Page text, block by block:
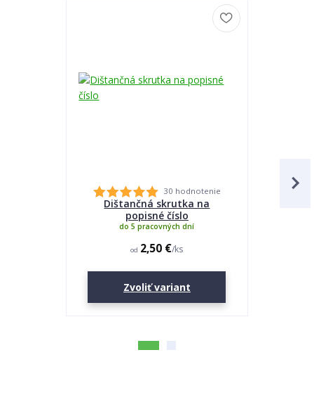
30 hodnotenie
Dištančná skrutka na
popisné číslo
od 2,50 €/ks
do 5 pracovných dní
Zvoliť variant